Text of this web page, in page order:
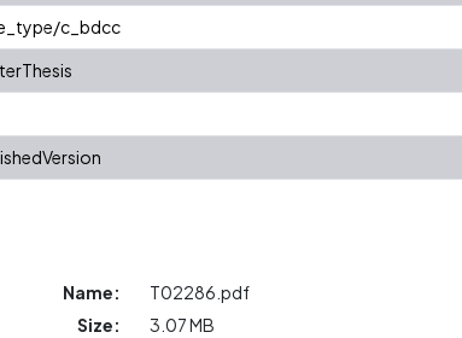
c_bdcc
Name:
T02286.pdf
Size:
3.07 MB